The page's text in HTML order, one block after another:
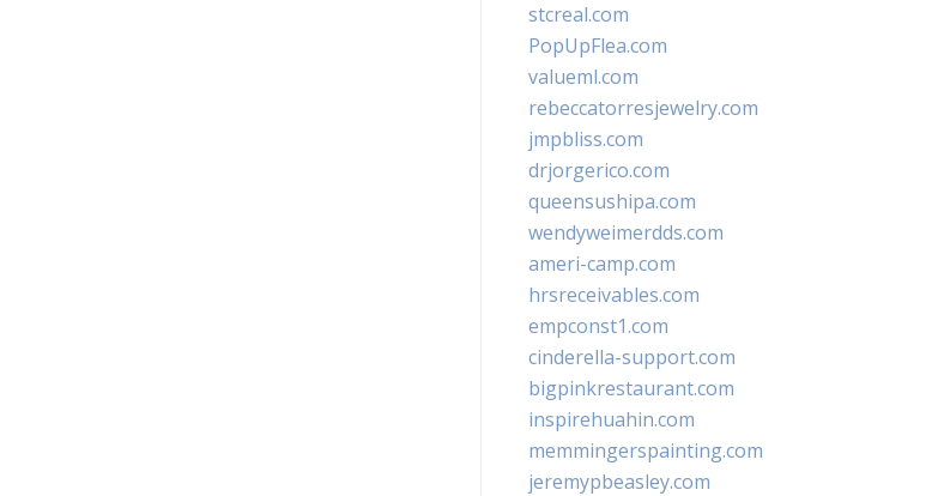
stcreal.com
PopUpFlea.com
valueml.com
rebeccatorresjewelry.com
jmpbliss.com
drjorgerico.com
queensushipa.com
wendyweimerdds.com
ameri-camp.com
hrsreceivables.com
empconst1.com
cinderella-support.com
bigpinkrestaurant.com
inspirehuahin.com
memmingerspainting.com
jeremypbeasley.com